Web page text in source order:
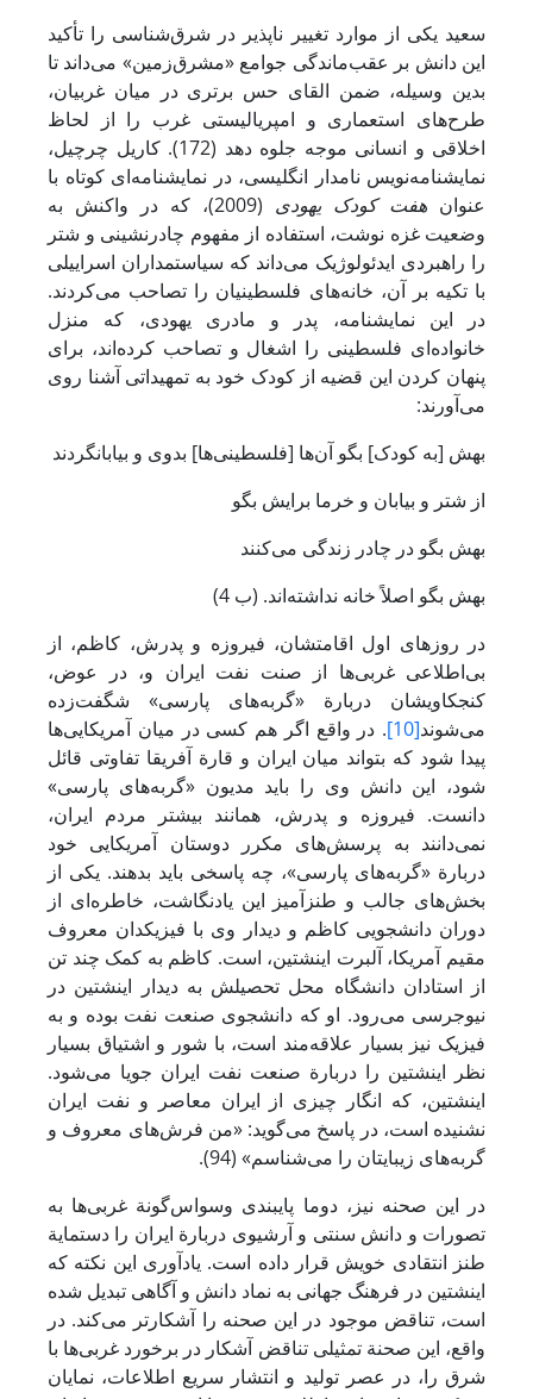
سعید یکی از موارد تغییر ناپذیر در شرق‌شناسی را تأکید
این دانش بر عقب‌ماندگی جوامع «مشرق‌زمین» می‌داند تا
بدین وسیله، ضمن القای حس برتری در میان غربیان،
طرح‌های استعماری و امپریالیستی غرب را از لحاظ
اخلاقی و انسانی موجه جلوه دهد (172). کاریل چرچیل،
نمایشنامه‌نویس نامدار انگلیسی، در نمایشنامه‌ای کوتاه با
عنوان هفت کودک یهودی
(2009)، که در واکنش به
وضعیت غزه نوشت، استفاده از مفهوم چادرنشینی و شتر
را راهبردی ایدئولوژیک می‌داند که سیاستمداران اسراییلی
با تکیه بر آن، خانه‌های فلسطینیان را تصاحب می‌کردند.
در این نمایشنامه، پدر و مادری یهودی، که منزل
خانواده‌ای فلسطینی را اشغال و تصاحب کرده‌اند، برای
پنهان کردن این قضیه از کودک خود به تمهیداتی آشنا روی
می‌آورند:
بهش [به کودک] بگو آن‌ها [فلسطینی‌ها] بدوی و بیابانگردند
از شتر و بیابان و خرما برایش بگو
بهش بگو در چادر زندگی می‌کنند
بهش بگو اصلاً خانه نداشته‌اند. (ب 4)
در روز‌های اول اقامتشان، فیروزه و پدرش، کاظم، از
بی‌اطلاعی غربی‌ها از صنت نفت ایران و، در عوض،
کنجکاویشان دربارة «گربه‌های پارسی» شگفت‌زده
می‌شوند[10]
. در واقع اگر هم کسی در میان آمریکایی‌ها
پیدا شود که بتواند میان ایران و قارة آفریقا تفاوتی قائل
شود، این دانش وی را باید مدیون «گربه‌های پارسی»
دانست. فیروزه و پدرش، همانند بیشتر مردم ایران،
نمی‌دانند به پرسش‌های مکرر دوستان آمریکایی خود
دربارة «گربه‌های پارسی»، چه پاسخی باید بدهند. یکی از
بخش‌های جالب و طنزآمیز این یادنگاشت، خاطره‌ای از
دوران دانشجویی کاظم و دیدار وی با فیزیکدان معروف
مقیم آمریکا، آلبرت اینشتین، است. کاظم به کمک چند تن
از استادان دانشگاه محل تحصیلش به دیدار اینشتین در
نیوجرسی می‌رود. او که دانشجوی صنعت نفت بوده و به
فیزیک نیز بسیار علاقه‌مند است، با شور و اشتیاق بسیار
نظر اینشتین را دربارة صنعت نفت ایران جویا می‌شود.
اینشتین، که انگار چیزی از ایران معاصر و نفت ایران
نشنیده است، در پاسخ می‌گوید: «من فرش‌های معروف و
گربه‌های زیبایتان را می‌شناسم» (94).
در این صحنه نیز، دوما پایبندی وسواس‌گونة غربی‌ها به
تصورات و دانش سنتی و آرشیوی دربارة ایران را دستمایة
طنز انتقادی خویش قرار داده است. یادآوری این نکته که
اینشتین در فرهنگ جهانی به نماد دانش و آگاهی تبدیل شده
است، تناقض موجود در این صحنه را آشکارتر می‌کند. در
واقع، این صحنة تمثیلی تناقض آشکار در برخورد غربی‌ها با
شرق را، در عصر تولید و انتشار سریع اطلاعات، نمایان